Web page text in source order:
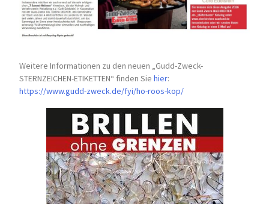
Weitere Informationen zu den neuen „Gudd-Zweck-
STERNZEICHEN-ETIKETTEN“ finden Siehier:
https://www.gudd-zweck.de/fyi/ho-roos-kop/